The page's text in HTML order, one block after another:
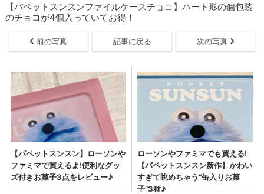
【パペットスンスンファイルケースチョコ】ハート形の個包装
のチョコが4個入っていてお得！
前の写真 記事に戻る 次の写真